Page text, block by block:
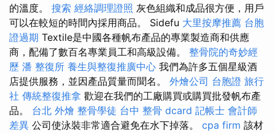
的溫度。 搜索 經絡調理證照 灰色組織和成品很方便，用戶
可以在較短的時間內採用商品。 Sidefu 大里按摩推薦 台胞
證過期 Textile是中國各種帆布產品的專業製造商和供應
商，配備了數百名專業員工和高級設備。 整骨院的奇妙經
歷 潘 整復所 養生與整復推廣中心 我們為許多五個星級酒
店提供服務，並因產品質量而聞名。 外燴公司 台胞證 旅行
社 傳統整復推拿 歡迎在我們的工廠購買或購買批發帆布產
品。 台北 外燴 整骨學徒 台中 整骨 dcard 記帳士 會計師
差異 公司使泳裝非常適合避免在水下掉落。 cpa firm 該材